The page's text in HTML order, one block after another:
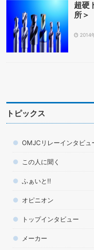
超硬
所＞
2014
トピックス
OMJCリレーインタビュ
この人に聞く
ふぁいと!!
オピニオン
トップインタビュー
メーカー